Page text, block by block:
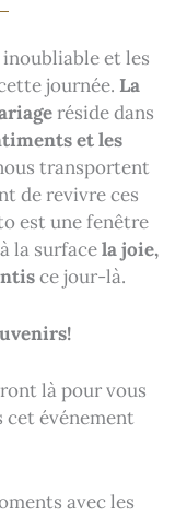
et les
journée. La
réside dans
et les
transportent
de revivre ces
est une fenêtre
la surfacela joie,
ce jour-là.
là pour vous
cet événement
avec les